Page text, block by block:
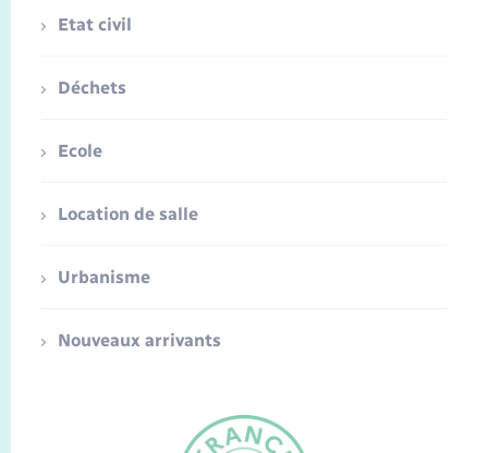
Etat civil
Déchets
Ecole
Location de salle
Urbanisme
Nouveaux arrivants